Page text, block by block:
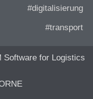
#digitalisierung
#transport
Software for Logistics